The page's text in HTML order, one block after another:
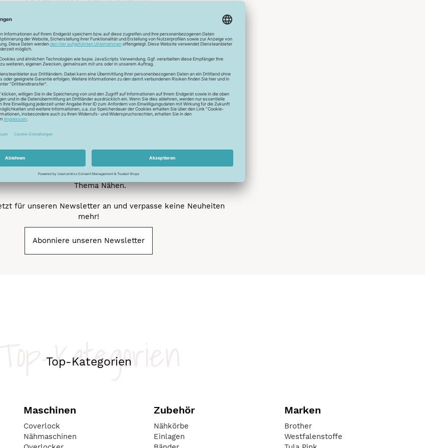
unseren exklusiven Newsletter und profitiere von zahlreichen
und Rabatte: Als Newsletter Abonnent erfährst du als erstes
von unseren Aktionen und Rabatten!
Stoffe entdecken: Wir informieren dich regelmäßig über die
Stofftrends der Saison. Plane mit uns deine neuen
Nähprojekte.
Lass dich von unseren kreativen Ideen und Nähbeispielen
Wir teilen mit dir unsere DIY-Ideen und verraten dir die
Kein Event ohne dich! Denn du erfährst vor allen
anderen von unseren geplanten Events.
Sichere dir deine Chance auf tolle Preise rund um das
Thema Nähen.
für unseren Newsletter an und verpasse keine Neuheiten
mehr!
Abonniere unseren Newsletter
Top-Kategorien
Top-Kategorien
Maschinen
Coverlock
Nähmaschinen
Zubehör
Nähkörbe
Einlagen
Marken
Brother
Westfalenstoffe